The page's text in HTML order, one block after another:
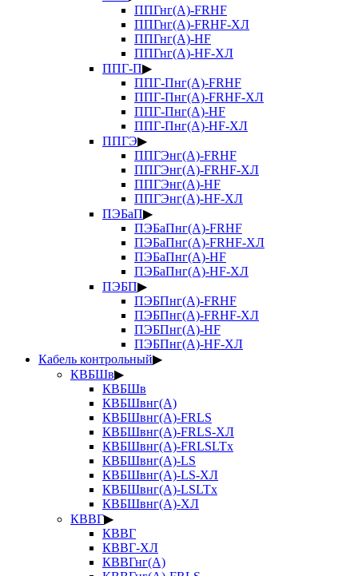
ППГнг(А)-FRHF
ППГнг(А)-FRHF-ХЛ
ППГнг(А)-HF
ППГнг(А)-HF-ХЛ
ППГ-П▶
ППГ-Пнг(А)-FRHF
ППГ-Пнг(А)-FRHF-ХЛ
ППГ-Пнг(А)-HF
ППГ-Пнг(А)-HF-ХЛ
ППГЭ▶
ППГЭнг(А)-FRHF
ППГЭнг(А)-FRHF-ХЛ
ППГЭнг(А)-HF
ППГЭнг(А)-HF-ХЛ
ПЭБаП▶
ПЭБаПнг(А)-FRHF
ПЭБаПнг(А)-FRHF-ХЛ
ПЭБаПнг(А)-HF
ПЭБаПнг(А)-HF-ХЛ
ПЭБП▶
ПЭБПнг(А)-FRHF
ПЭБПнг(А)-FRHF-ХЛ
ПЭБПнг(А)-HF
ПЭБПнг(А)-HF-ХЛ
Кабель контрольный▶
КВБШв▶
КВБШв
КВБШвнг(А)
КВБШвнг(А)-FRLS
КВБШвнг(А)-FRLS-ХЛ
КВБШвнг(А)-FRLSLTx
КВБШвнг(А)-LS
КВБШвнг(А)-LS-ХЛ
КВБШвнг(А)-LSLTx
КВБШвнг(А)-ХЛ
КВВГ▶
КВВГ
КВВГ-ХЛ
КВВГнг(А)